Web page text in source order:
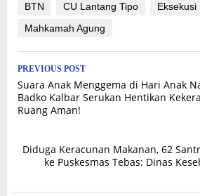
BTN CU Lantang Tipo Eksekusi
Mahkamah Agung
Post
navigation
PREVIOUS POST
Suara Anak Menggema di Hari Anak
Badko Kalbar Serukan Hentikan
Ruang Aman!
Diduga Keracunan Makanan, 62
ke Puskesmas Tebas: Dinas